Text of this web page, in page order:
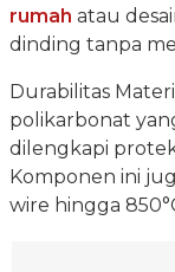
rumah atau
dinding tanpa
Durabilitas
polikarbonat
dilengkapi
Komponen ini
wire hingga